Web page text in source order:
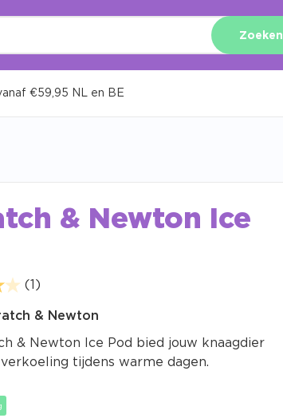
Zoeken
€59,95 NL en BE
& Newton Ice
(1)
& Newton
& Newton Ice Pod bied jouw knaagdier
tijdens warme dagen.